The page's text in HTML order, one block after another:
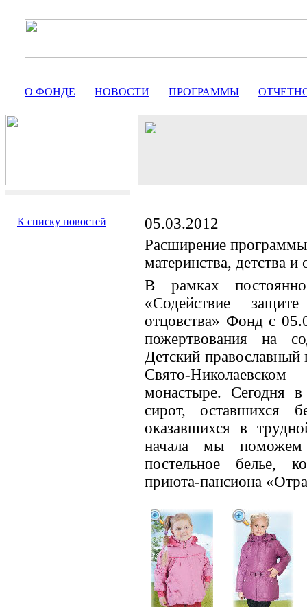
О ФОНДЕ НОВОСТИ ПРОГРАММЫ
К списку новостей
05.03.2012
Расширение
материнства, детства и
В рамках
«Содействие
отцовства» Фонд с
пожертвования на
Детский
Свято-
монастыре. Сегодня
сирот, оставшихся
оказавшихся в
начала мы поможем
постельное белье,
приюта-пансиона